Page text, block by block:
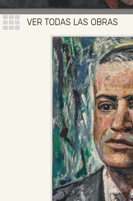
VER TODAS LAS OBRAS